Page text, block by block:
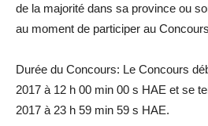
de la majorité dans sa province ou
au moment de participer au
Durée du Concours: Le Concours
2017 à 12 h 00 min 00 s HAE et se
2017 à 23 h 59 min 59 s HAE.